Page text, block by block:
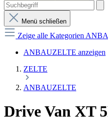
Menü schließen
Zeige alle Kategorien
ANBAUZELTE anzeigen
ZELTE
ANBAUZELTE
Drive Van XT